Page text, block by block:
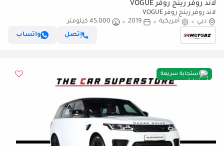
لاند روفر رينج روفر VOGUE
لاند روفر رينج روفر VOGUE
دبي
أمريكية 2019
45,000 كيلومتر
إتصل
واتساب
استجابة سريعة